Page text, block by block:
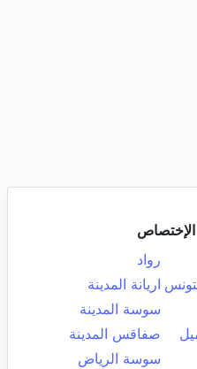
رواد
اريانة المدينة
سوسة المدينة
صفاقس المدينة
سوسة الرياض